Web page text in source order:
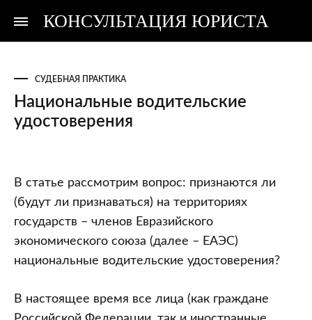
КОНСУЛЬТАЦИЯ ЮРИСТА
Консультация
Консультация
СУДЕБНАЯ ПРАКТИКА
Национальные водительские
удостоверения
Национальные
водительские
удостоверения
В статье рассмотрим вопрос: признаются ли
(будут ли признаваться) на территориях
государств – членов Евразийского
экономического союза (далее – ЕАЭС)
национальные водительские удостоверения?
В настоящее время все лица (как граждане